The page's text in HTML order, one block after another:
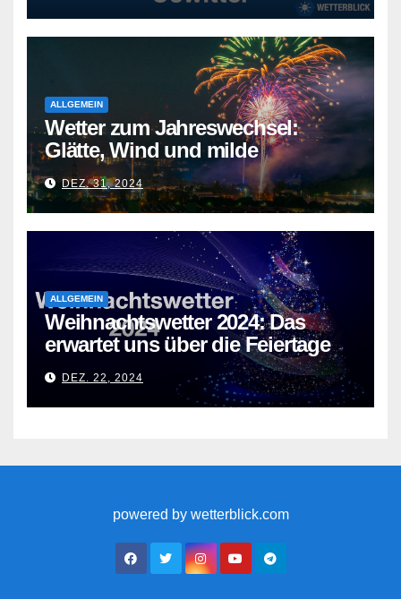
ALLGEMEIN
Wetter zum Jahreswechsel:
Glätte, Wind und milde
Temperaturen
DEZ. 31, 2024
ALLGEMEIN
Weihnachtswetter 2024: Das
erwartet uns über die Feiertage
DEZ. 22, 2024
powered by wetterblick.com